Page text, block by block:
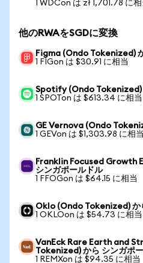
1 WDCon は zł 1,701.78 に相
他のRWAをSGDに変換
Figma (Ondo Tokenized)
1 FIGon は $30.91 に相当
Spotify (Ondo Tokenized)
1 SPOTon は $613.34 に相当
GE Vernova (Ondo
1 GEVon は $1,303.98 に相当
Franklin Focused Growth
シンガポールドル
1 FFOGon は $64.15 に相当
Oklo (Ondo Tokenized) か
1 OKLOon は $54.73 に相当
VanEck Rare Earth and
Tokenized) から シンガポ
1 REMXon は $94.35 に相当